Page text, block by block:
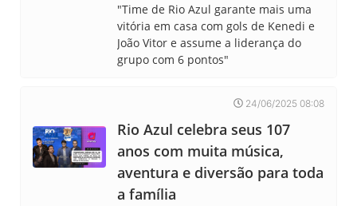
"Time de Rio Azul garante mais uma
vitória em casa com gols de Kenedi e
João Vitor e assume a liderança do
grupo com 6 pontos"
24/06/2025 08:08
Rio Azul celebra seus 107
anos com muita música,
aventura e diversão para toda
a família